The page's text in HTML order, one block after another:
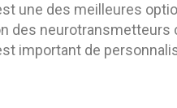
une des meilleures
neurotransmetteurs
important de